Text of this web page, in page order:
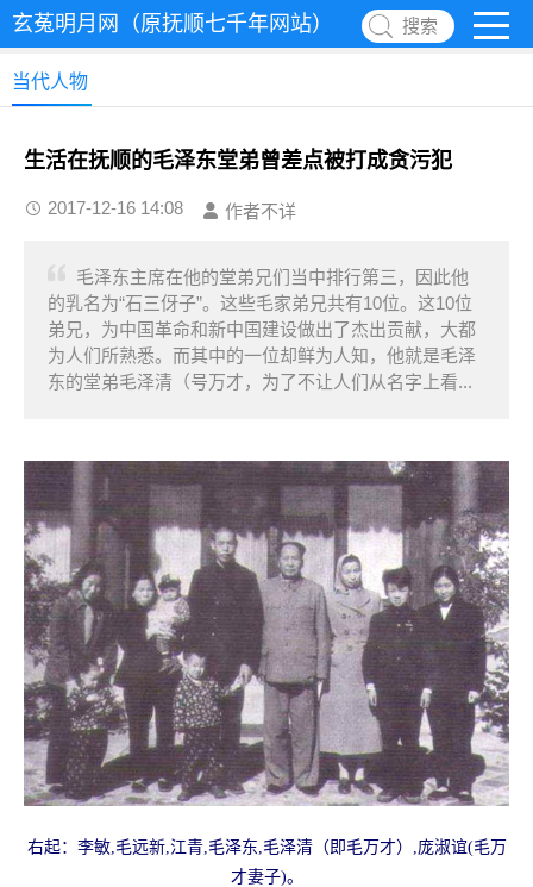
玄菟明月网（原抚顺七千年网站） 搜索
当代人物
生活在抚顺的毛泽东堂弟曾差点被打成贪污犯
2017-12-16 14:08 作者不详
毛泽东主席在他的堂弟兄们当中排行第三，因此他
的乳名为“石三伢子”。这些毛家弟兄共有10位。这10位
弟兄，为中国革命和新中国建设做出了杰出贡献，大都
为人们所熟悉。而其中的一位却鲜为人知，他就是毛泽
东的堂弟毛泽清（号万才，为了不让人们从名字上看...
右起：李敏,毛远新,江青,毛泽东,毛泽清（即毛万才）,庞淑谊(毛万
才妻子)。